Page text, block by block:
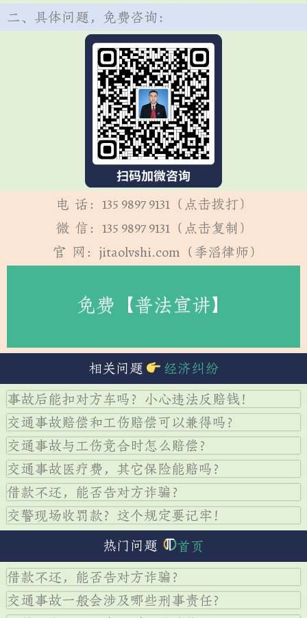
二、具体问题，免费咨询：
电 话：135 9897 9131（点击拨打）
微 信：135 9897 9131（点击复制）
官 网：jitaolvshi.com（季滔律师）
免费【普法宣讲】
相关问题 经济纠纷
事故后能扣对方车吗？小心违法反赔钱！
交通事故赔偿和工伤赔偿可以兼得吗？
交通事故与工伤竞合时怎么赔偿？
交通事故医疗费，其它保险能赔吗？
借款不还，能否告对方诈骗？
交警现场收罚款？这个规定要记牢！
热门问题 首页
借款不还，能否告对方诈骗？
交通事故一般会涉及哪些刑事责任？